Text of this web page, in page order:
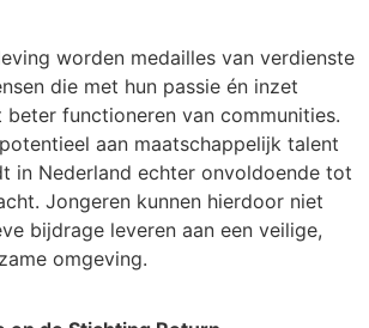
worden medailles van verdienste
die met hun passie én inzet
beter functioneren van communities.
aan maatschappelijk talent
in Nederland echter onvoldoende tot
Jongeren kunnen hierdoor niet
bijdrage leveren aan een veilige,
omgeving.